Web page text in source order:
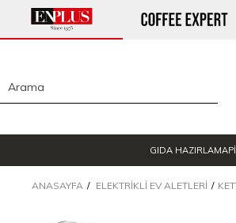
GIDA HAZIRLAMA
ANASAYFA ELEKTRIKLI EV ALETLERI